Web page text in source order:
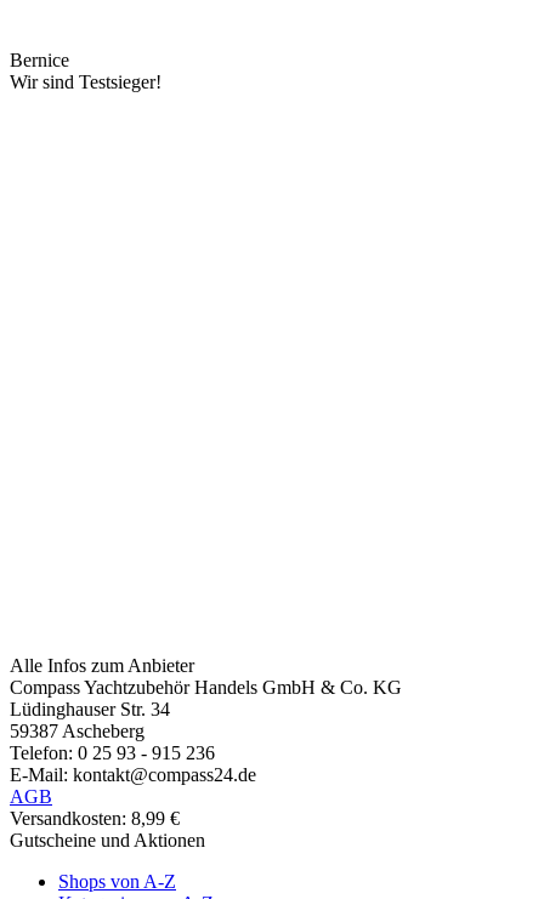
Bernice
Wir sind Testsieger!
Alle Infos zum Anbieter
Compass Yachtzubehör Handels GmbH & Co. KG
Lüdinghauser Str. 34
59387 Ascheberg
Telefon: 0 25 93 - 915 236
E-Mail: kontakt@compass24.de
AGB
Versandkosten: 8,99 €
Gutscheine und Aktionen
Shops von A-Z